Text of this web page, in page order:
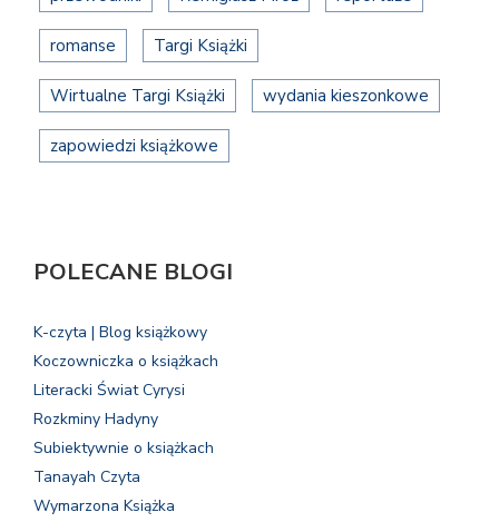
romanse Targi Książki
Wirtualne Targi Książki wydania kieszonkowe
zapowiedzi książkowe
POLECANE BLOGI
K-czyta | Blog książkowy
Koczowniczka o książkach
Literacki Świat Cyrysi
Rozkminy Hadyny
Subiektywnie o książkach
Tanayah Czyta
Wymarzona Książka